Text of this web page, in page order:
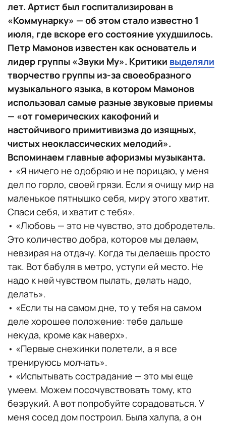
лет. Артист был госпитализирован в
«Коммунарку» — об этом стало известно 1
июля, где вскоре его состояние ухудшилось.
Петр Мамонов известен как основатель и
лидер группы «Звуки Му». Критики выделяли
творчество группы из-за своеобразного
музыкального языка, в котором Мамонов
использовал самые разные звуковые приемы
— «от гомерических какофоний и
настойчивого примитивизма до изящных,
чистых неоклассических мелодий».
Вспоминаем главные афоризмы музыканта.
• «Я ничего не одобряю и не порицаю, у меня
дел по горло, своей грязи. Если я очищу мир на
маленькое пятнышко себя, миру этого хватит.
Спаси себя, и хватит с тебя».
• «Любовь — это не чувство, это добродетель.
Это количество добра, которое мы делаем,
невзирая на отдачу. Когда ты делаешь просто
так. Вот бабуля в метро, уступи ей место. Не
надо к ней чувством пылать, делать надо,
делать».
• «Если ты на самом дне, то у тебя на самом
деле хорошее положение: тебе дальше
некуда, кроме как наверх».
• «Первые снежинки полетели, а я все
тренируюсь молчать».
• «Испытывать сострадание — это мы еще
умеем. Можем посочувствовать тому, кто
безрукий. А вот попробуйте сорадоваться. У
меня сосед дом построил. Была халупа, а он